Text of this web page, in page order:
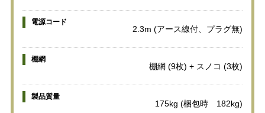
電源コード
2.3m (アース線付、プラグ無)
棚網
棚網 (9枚) + スノコ (3枚)
製品質量
175kg (梱包時 182kg)